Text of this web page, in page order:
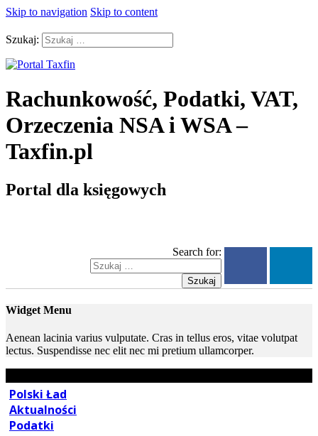
Skip to navigation Skip to content
Szukaj:
Rachunkowość, Podatki, VAT,
Orzeczenia NSA i WSA –
Taxfin.pl
Portal dla księgowych
Search for:
Szukaj
Widget Menu
Aenean lacinia varius vulputate. Cras in tellus eros, vitae volutpat
lectus. Suspendisse nec elit nec mi pretium ullamcorper.
Polski Ład
Aktualności
Podatki